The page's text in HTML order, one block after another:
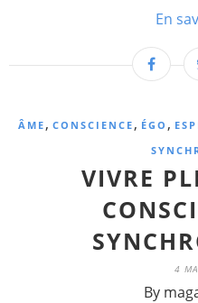
En
ÂME, CONSCIENCE, ÉGO ,
VIVRE
4
By